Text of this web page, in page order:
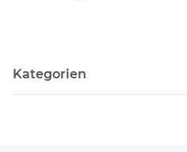
Kategorien